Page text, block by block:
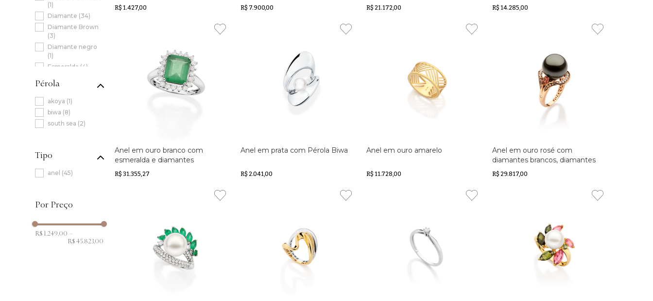
(1)
Diamante (34)
Diamante Brown
(3)
Diamante negro
(1)
Esmeralda ( 4)
Quartzo Rosa
Rubi (1 )
Pérola
akoya (1)
biwa (8)
south sea (2)
Tipo
anel (45)
R$ 1.249,00 –
R$ 45.823,00
R$ 1.427,00 R$ 7.900,00 R$ 21.172,00 R$ 14.285,00
Anel em ouro branco com
esmeralda e diamantes
R$ 31.355,27
Anel em prata com Pérola Biwa
R$ 2.041,00
Anel em ouro amarelo
R$ 11.728,00
Anel em ouro rosé com
diamantes brancos, diamantes
brown, turmalinas rosas e pérola
South Sea Negra
R$ 29.817,00